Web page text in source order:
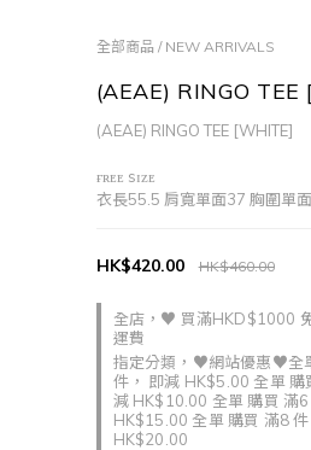
全部商品 / NEW ARRIVALS
(AEAE) RINGO
(AEAE) RINGO TEE [WHITE]
ғʀᴇᴇ sɪᴢᴇ
衣長55.5 肩寬單面37 胸圍單
全店，♥ 買滿HKD$1000
運費
指定分類，♥網站優惠♥全
件， 即減 HK$5.00 全單 購
減 HK$10.00 全單 購買 滿
HK$15.00 全單 購買 滿8
HK$20.00
HK$460.00
HK$420.00